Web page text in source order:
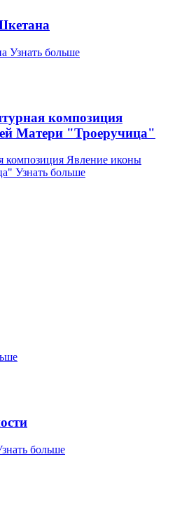
Узнать больше
композиция
Матери "Троеручица"
композиция Явление иконы
Узнать больше
больше